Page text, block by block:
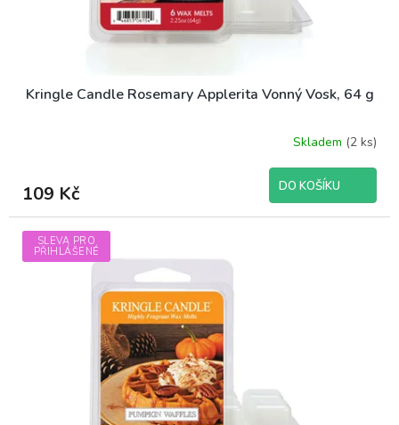
Kringle Candle Rosemary Applerita Vonný Vosk, 64 g
Skladem (2 ks)
109 Kč DO KOŠÍKU
SLEVA PRO
PŘIHLÁŠENÉ